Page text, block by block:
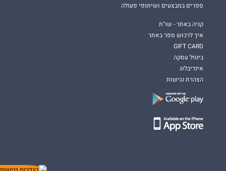
ספרים במבצעים ושיתופי פעולה
קניה באתר - שו"ת
איך לרכוש ספר באתר
GIFT CARD
ביטול עסקה
אינדיבלוג
הצהרת נגישות